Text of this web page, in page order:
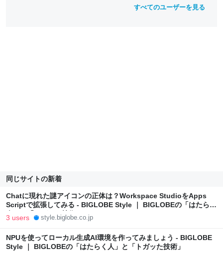
すべてのユーザーを見る
同じサイトの新着
Chatに現れた謎アイコンの正体は？Workspace StudioをApps
Scriptで拡張してみる - BIGLOBE Style ｜ BIGLOBEの「はたらく
人」と「トガッた技術」
3 users style.biglobe.co.jp
NPUを使ってローカル生成AI環境を作ってみましょう - BIGLOBE
Style ｜ BIGLOBEの「はたらく人」と「トガッた技術」